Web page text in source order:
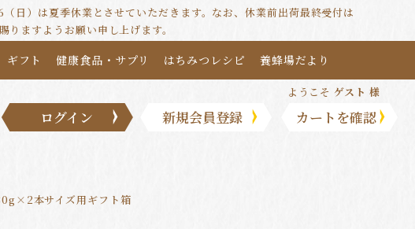
）は夏季休業とさせていただきます。なお、休業前出荷最終受付は
ますようお願い申し上げます。
ギフト 健康食品・サプリ はちみつレシピ 養蜂場だより
ようこそゲスト 様
ログイン 新規会員登録 カートを確認
本サイズ用ギフト箱